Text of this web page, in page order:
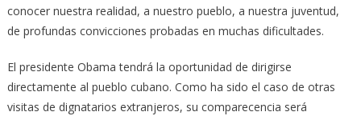
conocer nuestra realidad, a nuestro pueblo, a nuestra juventud,
de profundas convicciones probadas en muchas dificultades.
El presidente Obama tendrá la oportunidad de dirigirse
directamente al pueblo cubano. Como ha sido el caso de otras
visitas de dignatarios extranjeros, su comparecencia será